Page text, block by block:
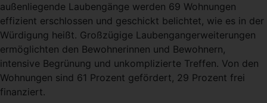
außenliegende Laubengänge werden 69 Wohnungen
effizient erschlossen und geschickt belichtet, wie es in der
Würdigung heißt. Großzügige Laubengangerweiterungen
ermöglichten den Bewohnerinnen und Bewohnern,
intensive Begrünung und unkomplizierte Treffen. Von den
Wohnungen sind 61 Prozent gefördert, 29 Prozent frei
finanziert.